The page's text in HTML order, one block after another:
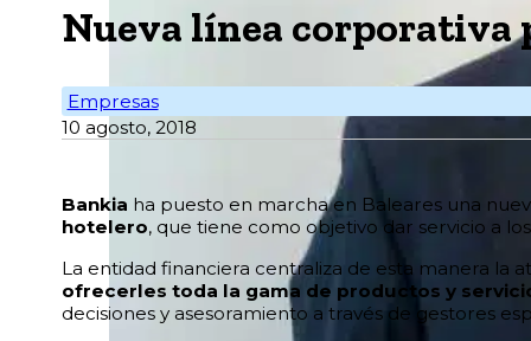
Nueva línea corporativa
Empresas
10 agosto, 2018
Bankia ha puesto en marcha en Baleares una
hotelero, que tiene como objetivo dar servicio a
La entidad financiera centraliza de esta manera la
ofrecerles toda la gama de productos y
decisiones y asesoramiento a través de gestores